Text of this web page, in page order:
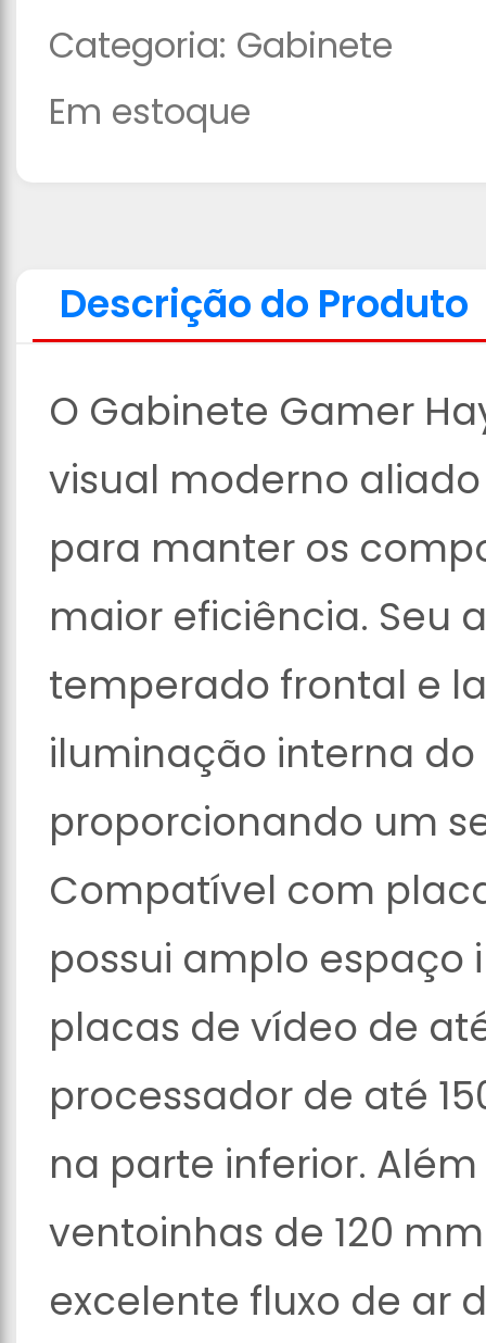
Categoria: Gabinete
Em estoque
Descrição do Produto
O Gabinete Gamer
visual moderno
para manter os
maior eficiência. Seu
temperado frontal e
iluminação interna
proporcionando um
Compatível com
possui amplo
placas de vídeo de
processador de até
na parte inferior.
ventoinhas de 120
excelente fluxo de ar